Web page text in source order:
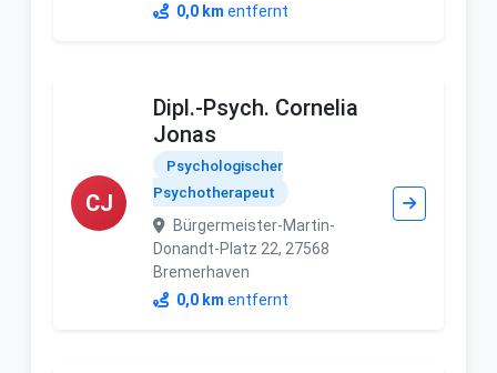
0,0 km entfernt
CJ
Dipl.-Psych. Cornelia
Jonas
Psychologischer
Psychotherapeut
Bürgermeister-Martin-
Donandt-Platz 22, 27568
Bremerhaven
0,0 km entfernt